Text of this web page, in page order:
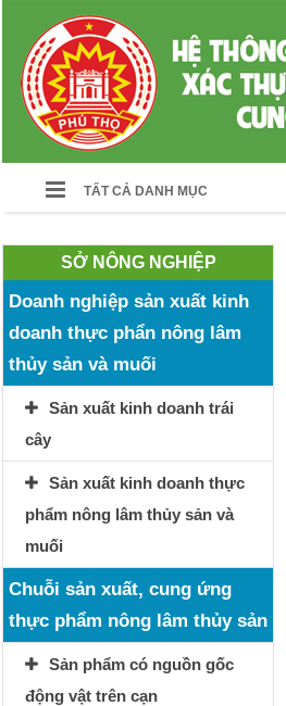
TẤT CẢ DANH MỤC
SỞ NÔNG NGHIỆP
Doanh nghiệp sản xuất kinh
doanh thực phẩn nông lâm
thủy sản và muối
Sản xuất kinh doanh trái
cây
Sản xuất kinh doanh thực
phẩm nông lâm thủy sản và
muối
Chuỗi sản xuất, cung ứng
thực phẩm nông lâm thủy sản
Sản phẩm có nguồn gốc
động vật trên cạn